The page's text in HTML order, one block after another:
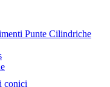
Punte Cilindriche
conici